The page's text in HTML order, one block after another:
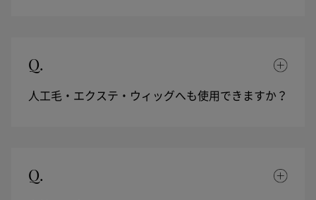
Q.
人工毛・エクステ・ウィッグへも使用できますか？
Q.